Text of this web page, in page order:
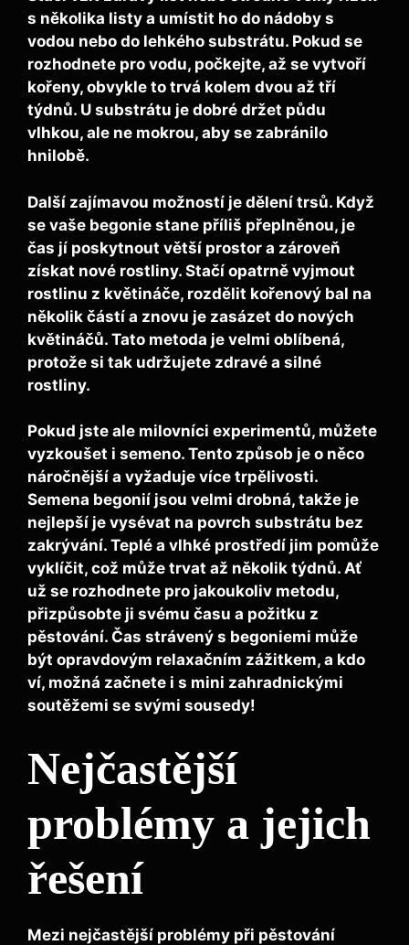
s několika listy a umístit ho do nádoby s
vodou nebo do lehkého substrátu. Pokud se
rozhodnete pro vodu, počkejte, až se vytvoří
kořeny, obvykle to trvá kolem dvou až tří
týdnů. U substrátu je dobré držet půdu
vlhkou, ale ne mokrou, aby se zabránilo
hnilobě.
Další zajímavou možností je dělení trsů. Když
se vaše begonie stane příliš přeplněnou, je
čas jí poskytnout větší prostor a zároveň
získat nové rostliny. Stačí opatrně vyjmout
rostlinu z květináče, rozdělit kořenový bal na
několik částí a znovu je zasázet do nových
květináčů. Tato metoda je velmi oblíbená,
protože si tak udržujete zdravé a silné
rostliny.
Pokud jste ale milovníci experimentů, můžete
vyzkoušet i semeno. Tento způsob je o něco
náročnější a vyžaduje více trpělivosti.
Semena begonií jsou velmi drobná, takže je
nejlepší je vysévat na povrch substrátu bez
zakrývání. Teplé a vlhké prostředí jim pomůže
vyklíčit, což může trvat až několik týdnů. Ať
už se rozhodnete pro jakoukoliv metodu,
přizpůsobte ji svému času a požitku z
pěstování. Čas strávený s begoniemi může
být opravdovým relaxačním zážitkem, a kdo
ví, možná začnete i s mini zahradnickými
soutěžemi se svými sousedy!
Nejčastější
problémy a jejich
řešení
Mezi nejčastější problémy při pěstování